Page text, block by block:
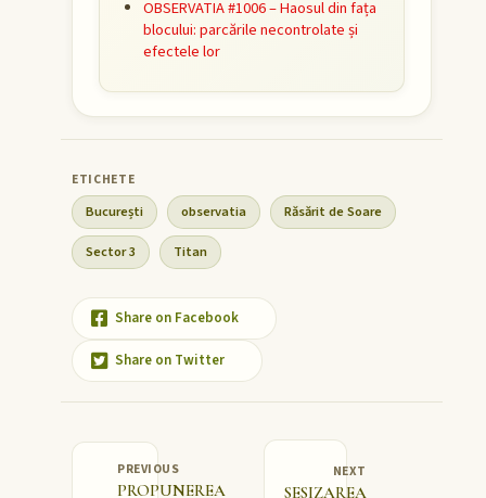
OBSERVATIA #1006 – Haosul din fața
blocului: parcările necontrolate și
efectele lor
București observatia Răsărit de Soare
Sector 3 Titan
Share on Facebook
Share on Twitter
PREVIOUS
PROPUNEREA
NEXT
SESIZAREA